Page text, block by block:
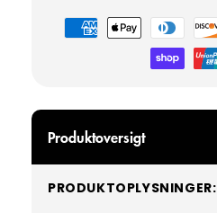
Betalingsmetoder
Produktoversigt
PRODUKTOPLYSNINGER: